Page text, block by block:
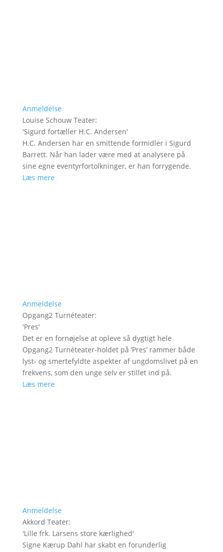
Anmeldelse
Louise Schouw Teater:
'Sigurd fortæller H.C. Andersen'
H.C. Andersen har en smittende formidler i Sigurd
Barrett. Når han lader være med at analysere på
sine egne eventyrfortolkninger, er han forrygende.
Læs mere
Anmeldelse
Opgang2 Turnéteater:
'Pres'
Det er en fornøjelse at opleve så dygtigt hele
Opgang2 Turnéteater-holdet på ’Pres’ rammer både
lyst- og smertefyldte aspekter af ungdomslivet på en
frekvens, som den unge selv er stillet ind på.
Læs mere
Anmeldelse
Akkord Teater:
'Lille frk. Larsens store kærlighed'
Signe Kærup Dahl har skabt en forunderlig